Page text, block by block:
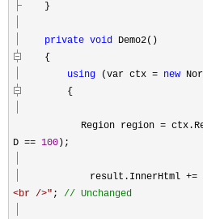
}
private void Demo2()
{
using (var ctx = new
{
Region region =
D == 100 );
result.InnerHtml +=
<br />" ; // Unchanged